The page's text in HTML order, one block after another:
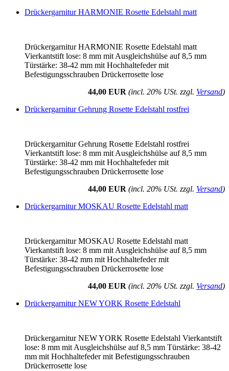
Drückergarnitur HARMONIE Rosette Edelstahl matt
Drückergarnitur HARMONIE Rosette Edelstahl matt
Vierkantstift lose: 8 mm mit Ausgleichshülse auf 8,5 mm
Türstärke: 38-42 mm mit Hochhaltefeder mit
Befestigungsschrauben Drückerrosette lose
44,00 EUR (incl. 20% USt. zzgl. Versand)
Drückergarnitur Gehrung Rosette Edelstahl rostfrei
Drückergarnitur Gehrung Rosette Edelstahl rostfrei
Vierkantstift lose: 8 mm mit Ausgleichshülse auf 8,5 mm
Türstärke: 38-42 mm mit Hochhaltefeder mit
Befestigungsschrauben Drückerrosette lose
44,00 EUR (incl. 20% USt. zzgl. Versand)
Drückergarnitur MOSKAU Rosette Edelstahl matt
Drückergarnitur MOSKAU Rosette Edelstahl matt
Vierkantstift lose: 8 mm mit Ausgleichshülse auf 8,5 mm
Türstärke: 38-42 mm mit Hochhaltefeder mit
Befestigungsschrauben Drückerrosette lose
44,00 EUR (incl. 20% USt. zzgl. Versand)
Drückergarnitur NEW YORK Rosette Edelstahl
Drückergarnitur NEW YORK Rosette Edelstahl Vierkantstift
lose: 8 mm mit Ausgleichshülse auf 8,5 mm Türstärke: 38-42
mm mit Hochhaltefeder mit Befestigungsschrauben
Drückerrosette lose